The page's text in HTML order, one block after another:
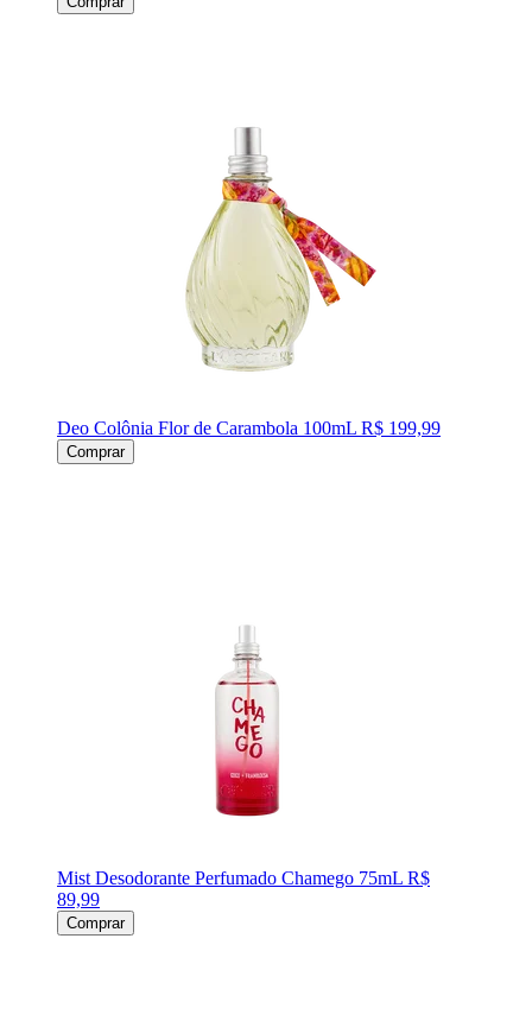
Deo Colônia Flor de Carambola 100mL R$ 199,99
Comprar
Mist Desodorante Perfumado Chamego 75mL R$
89,99
Comprar